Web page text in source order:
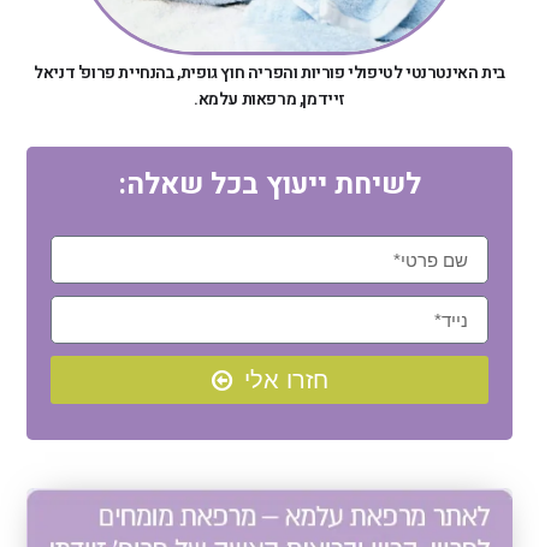
בית האינטרנטי לטיפולי פוריות והפריה חוץ גופית, בהנחיית פרופ' דניאל
זיידמן, מרפאות עלמא.
לשיחת ייעוץ בכל שאלה:
חזרו אלי